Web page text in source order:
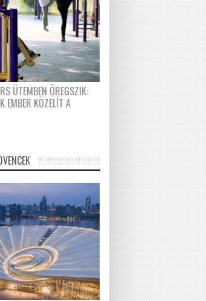
ÜTEMBEN ÖREGSZIK:
EMBER KÖZELÍT A